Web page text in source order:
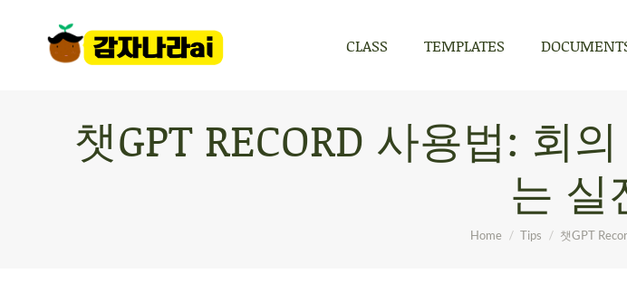
CLASS TEMPLATES
챗GPT RECORD 사용법: 회
는 실
You are here:
Home Tips 챗GPT